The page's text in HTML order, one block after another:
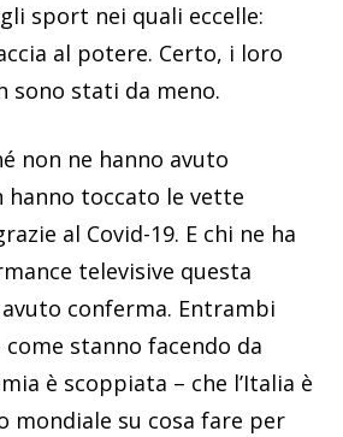
sport nei quali eccelle:
al potere. Certo, i loro
sono stati da meno.
non ne hanno avuto
hanno toccato le vette
al Covid-19. E chi ne ha
televisive questa
conferma. Entrambi
stanno facendo da
è scoppiata – che l’Italia è
mondiale su cosa fare per